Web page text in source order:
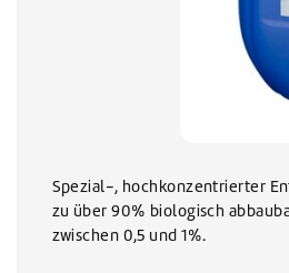
Spezial-, hochkonzentrierter
zu über 90% biologisch
zwischen 0,5 und 1%.